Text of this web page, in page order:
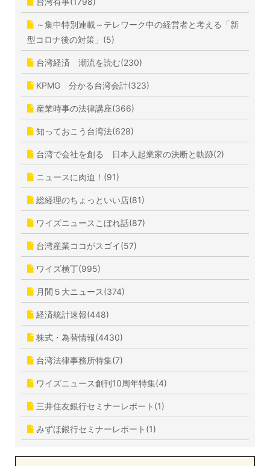
～集中特別連載～テレワーク中の経営者と考える「新
型コロナ後の対策」(5)
台湾経済 潮流を読む(230)
KPMG 分かる台湾会計(323)
産業時事の法律講座(366)
知っておこう台湾法(628)
台湾で会社を創る 日本人起業家の決断と軌跡(2)
ニュースに肉迫！(91)
総経理のちょっといい店(81)
ワイズニュースこぼれ話(87)
台湾産業ココがスゴイ(57)
ワイズ横丁(995)
月間５大ニュース(374)
経済統計速報(448)
株式・為替情報(4430)
台湾法律事務所特集(7)
ワイズニュース創刊10周年特集(4)
三井住友銀行セミナーレポート(1)
みずほ銀行セミナーレポート(1)